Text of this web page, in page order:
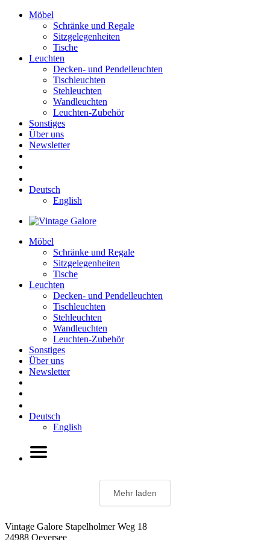
Möbel
Schränke und Regale
Sitzgelegenheiten
Tische
Leuchten
Decken- und Pendelleuchten
Tischleuchten
Stehleuchten
Wandleuchten
Leuchten-Zubehör
Sonstiges
Über uns
Newsletter
Deutsch
English
Möbel
Schränke und Regale
Sitzgelegenheiten
Tische
Leuchten
Decken- und Pendelleuchten
Tischleuchten
Stehleuchten
Wandleuchten
Leuchten-Zubehör
Sonstiges
Über uns
Newsletter
Deutsch
English
Mehr laden
Vintage Galore Stapelholmer Weg 18
24988 Oeversee